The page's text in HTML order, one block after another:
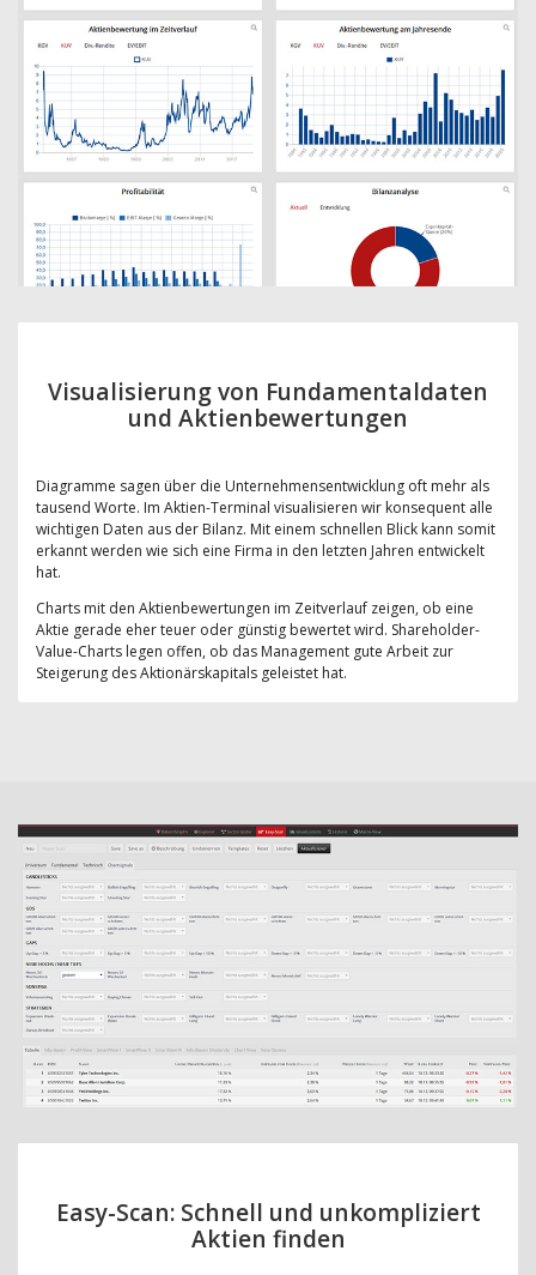
Visualisierung von Fundamentaldaten
und Aktienbewertungen
Diagramme sagen über die Unternehmensentwicklung oft mehr als
tausend Worte. Im Aktien-Terminal visualisieren wir konsequent alle
wichtigen Daten aus der Bilanz. Mit einem schnellen Blick kann somit
erkannt werden wie sich eine Firma in den letzten Jahren entwickelt
hat.
Charts mit den Aktienbewertungen im Zeitverlauf zeigen, ob eine
Aktie gerade eher teuer oder günstig bewertet wird. Shareholder-
Value-Charts legen offen, ob das Management gute Arbeit zur
Steigerung des Aktionärskapitals geleistet hat.
Easy-Scan: Schnell und unkompliziert
Aktien finden